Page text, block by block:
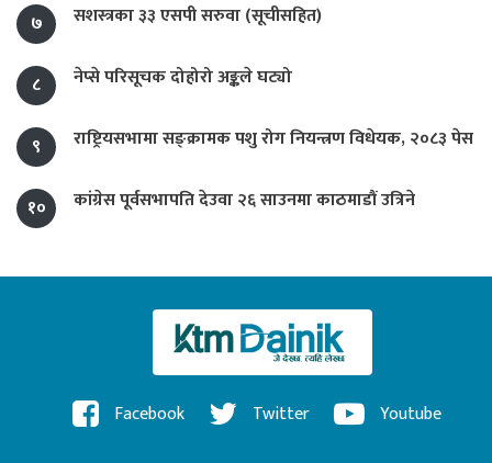
७ सशस्त्रका ३३ एसपी सरुवा (सूचीसहित)
८ नेप्से परिसूचक दोहोरो अङ्कले घट्यो
९ राष्ट्रियसभामा सङ्क्रामक पशु रोग नियन्त्रण विधेयक, २०८३ पेस
१० कांग्रेस पूर्वसभापति देउवा २६ साउनमा काठमाडौं उत्रिने
Facebook Twitter Youtube